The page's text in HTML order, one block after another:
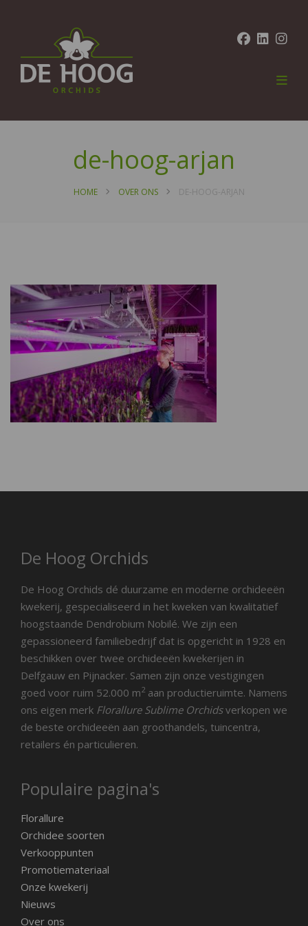
de-hoog-arjan
HOME OVER ONS DE-HOOG-ARJAN
De Hoog Orchids
De Hoog Orchids dé duurzame en moderne orchideeën
kwekerij, gespecialiseerd in het kweken van kwalitatief
hoogstaande Dendrobium Nobilé. We zijn een
gepassioneerd familiebedrijf dat is opgericht in 1928 en
beschikken over twee orchideeën kwekerijen in
Delfgauw en Pijnacker. Samen zijn onze vestigingen
goed voor ruim 52.000 m2 aan productieruimte. Namens
ons eigen merk Florallure Sublime Orchidsverkopen we
de beste orchideeën aan groothandels, tuincentra,
retailers én particulieren.
Populaire pagina's
Florallure
Orchidee soorten
Verkooppunten
Promotiemateriaal
Onze kwekerij
Nieuws
Over ons